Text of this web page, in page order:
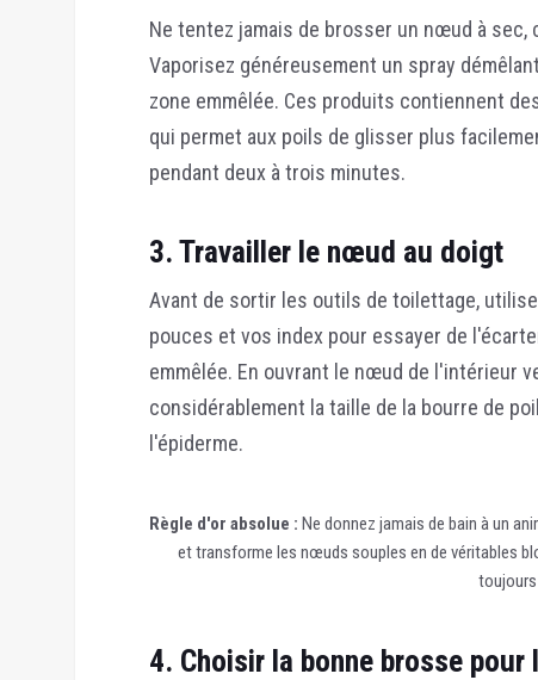
Ne tentez jamais de brosser un nœud à
Vaporisez généreusement un spray
zone emmêlée. Ces produits contiennent
qui permet aux poils de glisser plus
pendant deux à trois minutes.
3. Travailler le nœud au doigt
Avant de sortir les outils de toilettage,
pouces et vos index pour essayer de
emmêlée. En ouvrant le nœud de l'intérieur
considérablement la taille de la bourre de
l'épiderme.
Règle d'or absolue : Ne donnez jamais de bain à un
et transforme les nœuds souples en de véritables
toujours
4. Choisir la bonne brosse pour